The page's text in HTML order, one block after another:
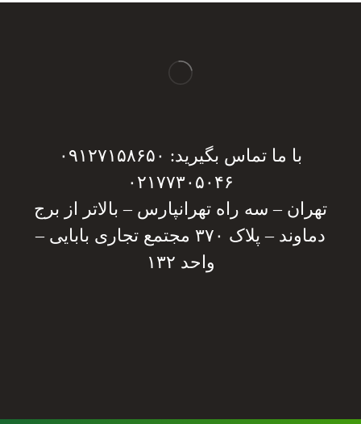
با ما تماس بگیرید: ۰۹۱۲۷۱۵۸۶۵۰
۰۲۱۷۷۳۰۵۰۴۶
تهران – سه راه تهرانپارس – بالاتر از برج
دماوند – پلاک ۳۷۰ مجتمع تجاری بابایی –
واحد ۱۳۲